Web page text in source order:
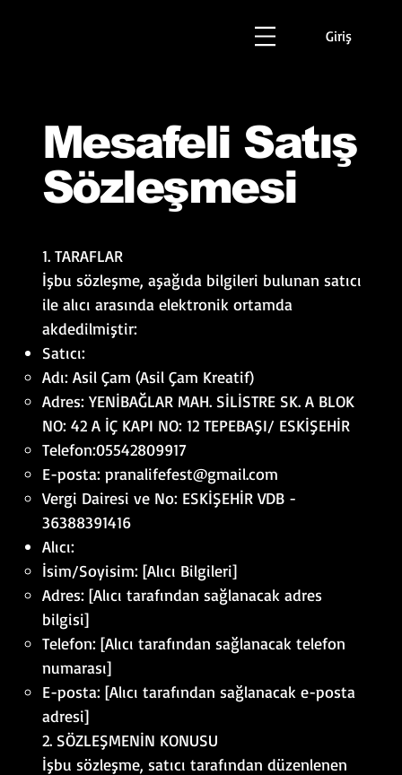
Giriş
Mesafeli Satış
Sözleşmesi
1. TARAFLAR
İşbu sözleşme, aşağıda bilgileri bulunan satıcı
ile alıcı arasında elektronik ortamda
akdedilmiştir:
Satıcı:
Adı: Asil Çam (Asil Çam Kreatif)
Adres: YENİBAĞLAR MAH. SİLİSTRE SK. A BLOK
NO: 42 A İÇ KAPI NO: 12 TEPEBAŞI/ ESKİŞEHİR
Telefon:05542809917
E-posta: pranalifefest@gmail.com
Vergi Dairesi ve No: ESKİŞEHİR VDB -
36388391416
Alıcı:
İsim/Soyisim: [Alıcı Bilgileri]
Adres: [Alıcı tarafından sağlanacak adres
bilgisi]
Telefon: [Alıcı tarafından sağlanacak telefon
numarası]
E-posta: [Alıcı tarafından sağlanacak e-posta
adresi]
2. SÖZLEŞMENİN KONUSU
İşbu sözleşme, satıcı tarafından düzenlenen